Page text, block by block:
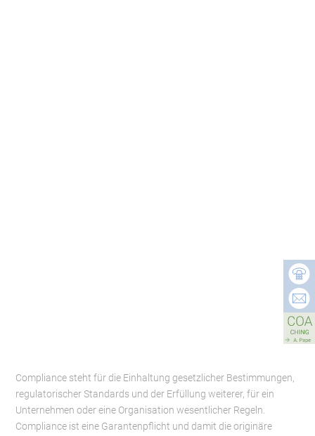
Compliance steht für die Einhaltung gesetzlicher Bestimmungen,
regulatorischer Standards und der Erfüllung weiterer, für ein
Unternehmen oder eine Organisation wesentlicher Regeln.
Compliance ist eine Garantenpflicht und damit die originäre